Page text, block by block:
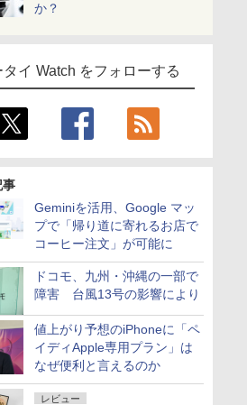
か？
タイ Watch をフォローする
事
Geminiを活用、Google マッ
プで「帰り道に寄れるお店で
コーヒー注文」が可能に
ドコモ、九州・沖縄の一部で
障害 台風13号の影響により
値上がり予想のiPhoneに「ペ
イディApple専用プラン」は
なぜ便利と言えるのか
レビュー